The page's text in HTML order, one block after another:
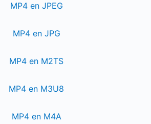
MP4 en JPEG
MP4 en JPG
MP4 en M2TS
MP4 en M3U8
MP4 en M4A